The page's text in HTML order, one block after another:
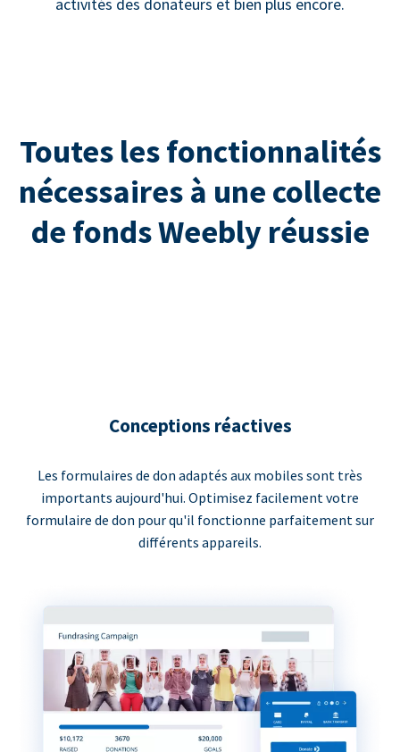
Toutes les fonctionnalités
nécessaires à une collecte
de fonds Weebly réussie
Conceptions réactives
Les formulaires de don adaptés aux mobiles sont très
importants aujourd'hui. Optimisez facilement votre
formulaire de don pour qu'il fonctionne parfaitement sur
différents appareils.